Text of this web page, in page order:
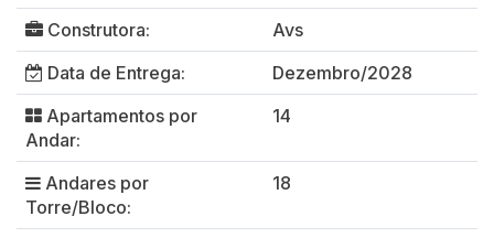
Construtora:
Avs
Data de Entrega:
Dezembro/2028
Apartamentos por
Andar:
14
Andares por
Torre/Bloco:
18